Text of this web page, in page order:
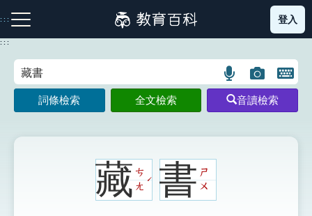
到
主
:::
注音索引圖示 筆畫索引圖示 部首索引表圖示
登入
:::
語
言
搜
圖
片
搜
開
鍵
圖
詞條檢索 全文檢索 音讀檢索
藏ㄘ
ㄤ
ˊ 書ㄕ
ㄨ